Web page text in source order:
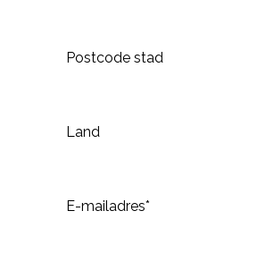
Postcode stad
Land
E-mailadres*